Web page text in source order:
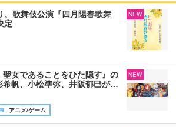
、歌舞伎公演『四月陽春歌舞
定
NEW
聖女であることをひた隠す』の
帆、小松準弥、井阪郁巳が…
アニメ/ゲーム
NEW